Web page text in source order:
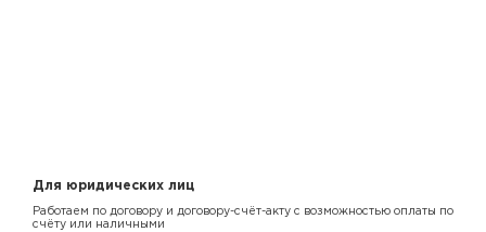
Для юридических лиц
Работаем по договору и договору-счёт-акту с возможностью оплаты по
счёту или наличными